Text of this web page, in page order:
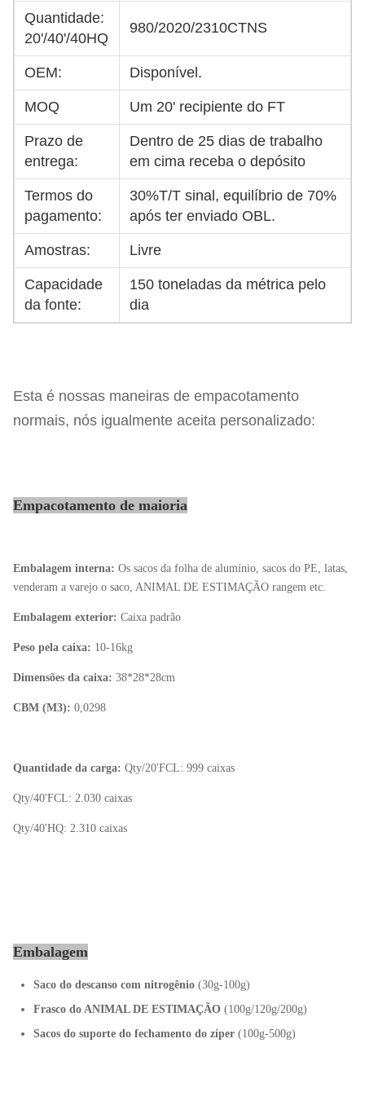
Quantidade:
20'/40'/40HQ
980/2020/2310CTNS
OEM: Disponível.
MOQ Um 20' recipiente do FT
Prazo de
entrega:
Dentro de 25 dias de trabalho
em cima receba o depósito
Termos do
pagamento:
30%T/T sinal, equilíbrio de 70%
após ter enviado OBL.
Amostras: Livre
Capacidade
da fonte:
150 toneladas da métrica pelo
dia
Esta é nossas maneiras de empacotamento
normais, nós igualmente aceita personalizado:
Empacotamento de maioria
Embalagem interna: Os sacos da folha de alumínio, sacos do PE, latas,
venderam a varejo o saco, ANIMAL DE ESTIMAÇÃO rangem etc.
Embalagem exterior: Caixa padrão
Peso pela caixa: 10-16kg
Dimensões da caixa: 38*28*28cm
CBM (M3): 0,0298
Quantidade da carga: Qty/20'FCL: 999 caixas
Qty/40'FCL: 2.030 caixas
Qty/40'HQ: 2.310 caixas
Embalagem
Saco do descanso com nitrogênio (30g-100g)
Frasco do ANIMAL DE ESTIMAÇÃO (100g/120g/200g)
Sacos do suporte do fechamento do zíper (100g-500g)